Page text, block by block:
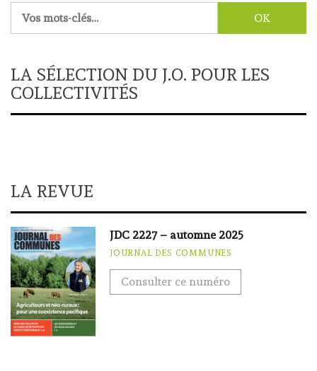
LA SÉLECTION DU J.O. POUR LES
COLLECTIVITÉS
LA REVUE
JDC 2227 – automne 2025
JOURNAL DES COMMUNES
Consulter ce numéro